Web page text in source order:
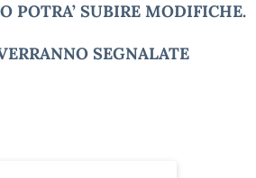
POTRA’ SUBIRE MODIFICHE.
SEGNALATE